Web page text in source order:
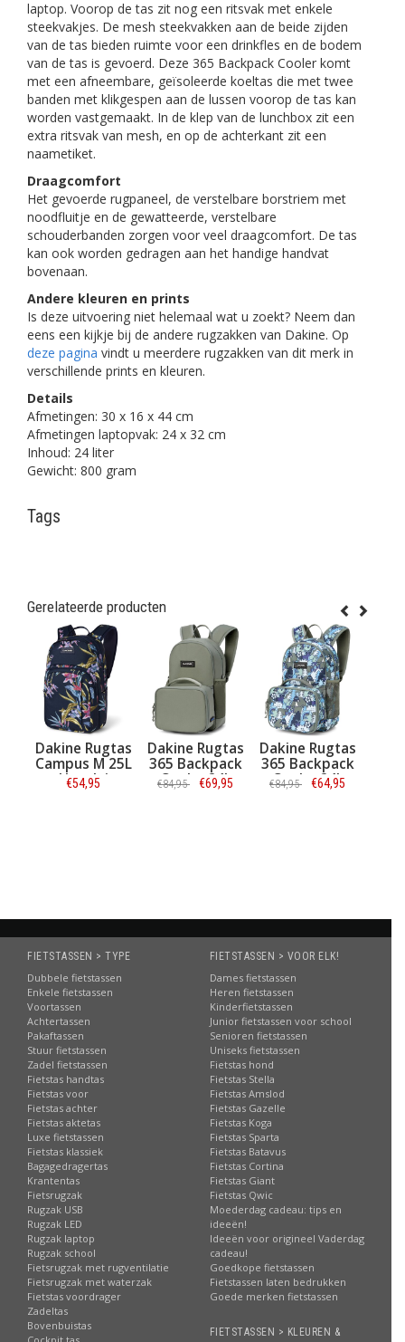
laptop. Voorop de tas zit nog een ritsvak met enkele
steekvakjes. De mesh steekvakken aan de beide zijden
van de tas bieden ruimte voor een drinkfles en de bodem
van de tas is gevoerd. Deze 365 Backpack Cooler komt
met een afneembare, geïsoleerde koeltas die met twee
banden met klikgespen aan de lussen voorop de tas kan
worden vastgemaakt. In de klep van de lunchbox zit een
extra ritsvak van mesh, en op de achterkant zit een
naametiket.
Draagcomfort
Het gevoerde rugpaneel, de verstelbare borstriem met
noodfluitje en de gewatteerde, verstelbare
schouderbanden zorgen voor veel draagcomfort. De tas
kan ook worden gedragen aan het handige handvat
bovenaan.
Andere kleuren en prints
Is deze uitvoering niet helemaal wat u zoekt? Neem dan
eens een kijkje bij de andere rugzakken van Dakine. Op
deze pagina vindt u meerdere rugzakken van dit merk in
verschillende prints en kleuren.
Details
Afmetingen: 30 x 16 x 44 cm
Afmetingen laptopvak: 24 x 32 cm
Inhoud: 24 liter
Gewicht: 800 gram
Tags
Gerelateerde producten
Rugtas
M 25L
Dakine Rugtas
365 Backpack
Cooler 24L
Mulled Basil
€69,95
Dakine Rugtas
365 Backpack
Cooler 24L
Whimsical
€84,95 €64,95
Dakine
Hybrid
Backpack
FIETSTASSEN > TYPE
Dubbele fietstassen
Enkele fietstassen
Voortassen
Achtertassen
Pakaftassen
Stuur fietstassen
Zadel fietstassen
Fietstas handtas
Fietstas voor
Fietstas achter
Fietstas aktetas
Luxe fietstassen
Fietstas klassiek
Bagagedragertas
Krantentas
Fietsrugzak
Rugzak USB
Rugzak LED
Rugzak laptop
Rugzak school
Fietsrugzak met rugventilatie
Fietsrugzak met waterzak
Fietstas voordrager
Zadeltas
Bovenbuistas
FIETSTASSEN > VOOR ELK!
Dames fietstassen
Heren fietstassen
Kinderfietstassen
Junior fietstassen voor school
Senioren fietstassen
Uniseks fietstassen
Fietstas hond
Fietstas Stella
Fietstas Amslod
Fietstas Gazelle
Fietstas Koga
Fietstas Sparta
Fietstas Batavus
Fietstas Cortina
Fietstas Giant
Fietstas Qwic
Moederdag cadeau: tips en
ideeën!
Ideeën voor origineel Vaderdag
cadeau!
Goedkope fietstassen
Fietstassen laten bedrukken
Goede merken fietstassen
FIETSTASSEN > KLEUREN &